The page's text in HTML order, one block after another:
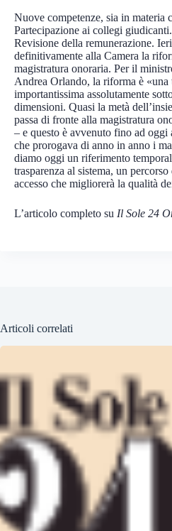
Nuove competenze, sia in materia
Partecipazione ai collegi
Revisione della remunerazione.
definitivamente alla Camera la
magistratura onoraria. Per il
Andrea Orlando, la riforma è «una
importantissima assolutamente
dimensioni. Quasi la metà
passa di fronte alla magistratura
– e questo è avvenuto fino ad oggi
che prorogava di anno in anno i
diamo oggi un riferimento
trasparenza al sistema, un
accesso che migliorerà la qualità
L’articolo completo su Il Sole 24
Articoli correlati